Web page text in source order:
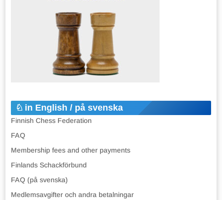
in English / på svenska
Finnish Chess Federation
FAQ
Membership fees and other payments
Finlands Schackförbund
FAQ (på svenska)
Medlemsavgifter och andra betalningar